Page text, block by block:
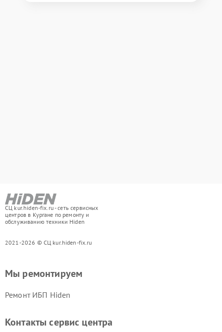
СЦ kur.hiden-fix.ru - сеть сервисных
центров в Кургане по ремонту и
обслуживанию техники Hiden
2021-2026 © СЦ kur.hiden-fix.ru
Мы ремонтируем
Ремонт ИБП Hiden
Контакты сервис центра